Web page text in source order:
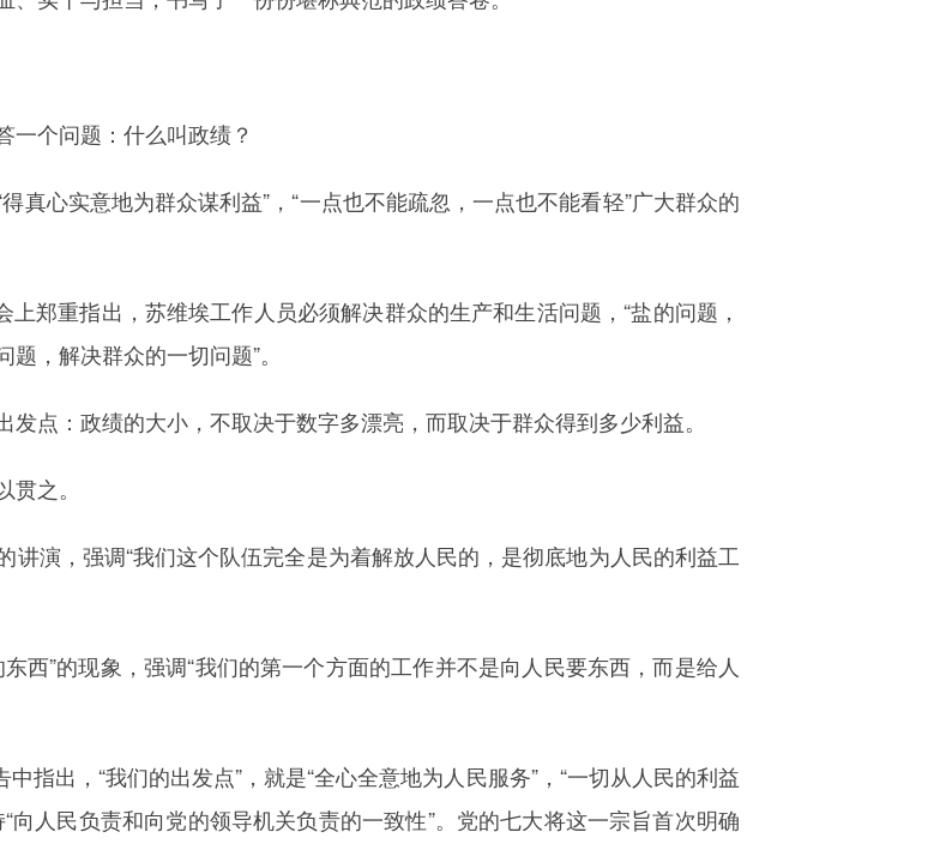
一个问题：什么叫政绩？
真心实意地为群众谋利益”，“一点也不能疏忽，一点也不能看轻”广大群众的
郑重指出，苏维埃工作人员必须解决群众的生产和生活问题，“盐的问题，
，解决群众的一切问题”。
点：政绩的大小，不取决于数字多漂亮，而取决于群众得到多少利益。
之。
演，强调“我们这个队伍完全是为着解放人民的，是彻底地为人民的利益工
西”的现象，强调“我们的第一个方面的工作并不是向人民要东西，而是给人
指出，“我们的出发点”，就是“全心全意地为人民服务”，“一切从人民的利益
向人民负责和向党的领导机关负责的一致性”。党的七大将这一宗旨首次明确